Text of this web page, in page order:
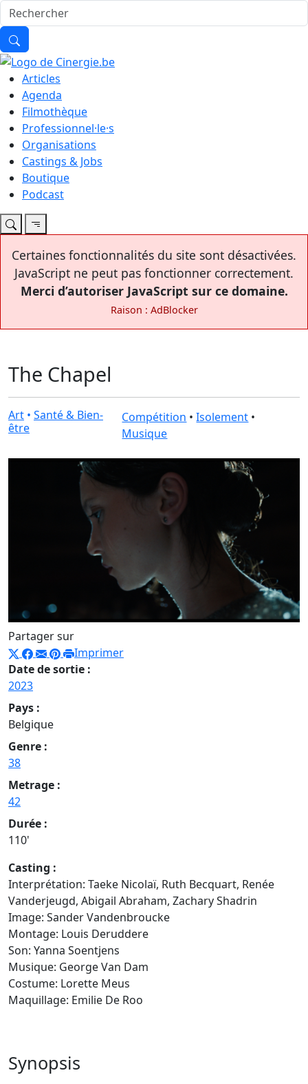
Articles
Agenda
Filmothèque
Professionnel·le·s
Organisations
Castings & Jobs
Boutique
Podcast
Certaines fonctionnalités du site sont désactivées.
JavaScript ne peut pas fonctionner correctement.
Merci d’autoriser JavaScript sur ce domaine.
Raison : AdBlocker
The Chapel
Art • Santé & Bien-
être
Compétition •Isolement •
Musique
Partager sur
Imprimer
Date de sortie :
2023
Pays :
Belgique
Genre :
38
Metrage :
42
Durée :
110'
Casting :
Interprétation: Taeke Nicolaï, Ruth Becquart, Renée
Vanderjeugd, Abigail Abraham, Zachary Shadrin
Image: Sander Vandenbroucke
Montage: Louis Deruddere
Son: Yanna Soentjens
Musique: George Van Dam
Costume: Lorette Meus
Maquillage: Emilie De Roo
Synopsis